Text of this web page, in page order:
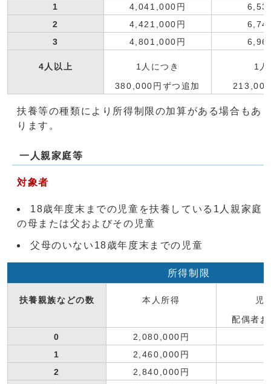
1
4,041,000円
2
4,421,000円
3
4,801,000円
4人以上 1人につき
380,000円ずつ追加
1人
扶養等の種類により所得制限の加算がある場合もあ
ります。
一人親家庭等
対象者
18歳年度末までの児童を扶養している1人親家庭
の母または父およびその児童
父母のいない18歳年度末までの児童
所得制限
扶養親族などの数 本人所得 児
配偶者
0
2,080,000円
1
2,460,000円
2
2,840,000円